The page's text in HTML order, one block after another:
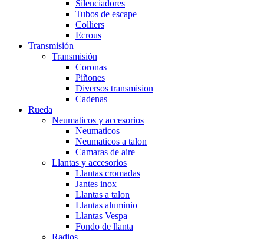
Silenciadores
Tubos de escape
Colliers
Ecrous
Transmisión
Transmisión
Coronas
Piñones
Diversos transmision
Cadenas
Rueda
Neumaticos y accesorios
Neumaticos
Neumaticos a talon
Camaras de aire
Llantas y accesorios
Llantas cromadas
Jantes inox
Llantas a talon
Llantas aluminio
Llantas Vespa
Fondo de llanta